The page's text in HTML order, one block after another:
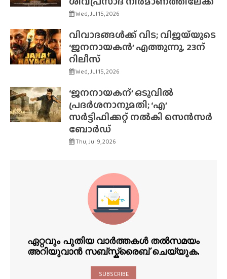
Wed, Jul 15, 2026
വിവാദങ്ങൾക്ക് വിട; വിജയ്‌യുടെ
‘ജനനായകൻ’ എത്തുന്നു, 23ന്
റിലീസ്
Wed, Jul 15, 2026
‘ജനനായകന്’ ഒടുവിൽ
പ്രദർശനാനുമതി; ‘എ’
സർട്ടിഫിക്കറ്റ് നൽകി സെൻസർ
ബോർഡ്
Thu, Jul 9, 2026
ഏറ്റവും പുതിയ വാർത്തകൾ തൽസമയം
അറിയുവാൻ സബ്സ്ക്രൈബ് ചെയ്യുക.
SUBSCRIBE